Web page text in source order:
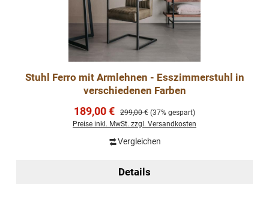
Stuhl Ferro mit Armlehnen - Esszimmerstuhl in
verschiedenen Farben
Verkaufspreis:
189,00 € Regulärer Preis:
299,00 € (37% gespart)
Preise inkl. MwSt. zzgl. Versandkosten
Vergleichen
Details